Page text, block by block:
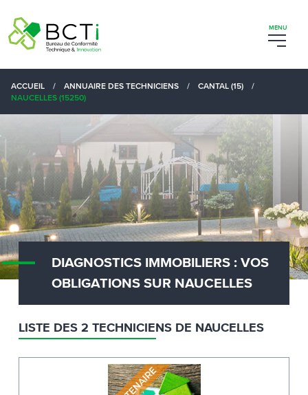
ACCUEIL / ANNUAIRE DES TECHNICIENS / CANTAL (15)
/
NAUCELLES (15250)
DIAGNOSTICS IMMOBILIERS : VOS
OBLIGATIONS SUR NAUCELLES
LISTE DES 2 TECHNICIENS DE NAUCELLES